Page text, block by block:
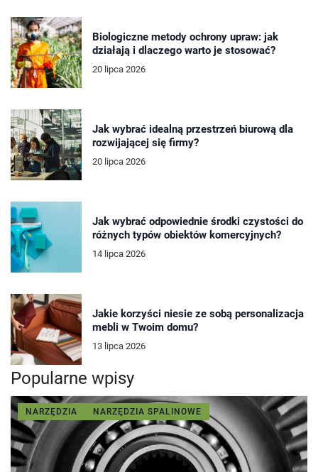
Biologiczne metody ochrony upraw: jak
działają i dlaczego warto je stosować?
20 lipca 2026
Jak wybrać idealną przestrzeń biurową dla
rozwijającej się firmy?
20 lipca 2026
Jak wybrać odpowiednie środki czystości do
różnych typów obiektów komercyjnych?
14 lipca 2026
Jakie korzyści niesie ze sobą personalizacja
mebli w Twoim domu?
13 lipca 2026
Popularne wpisy
NARZĘDZIA NARZĘDZIA SPALINOWE